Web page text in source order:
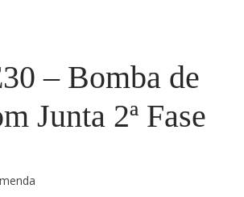
– Bomba de
Junta 2ª Fase